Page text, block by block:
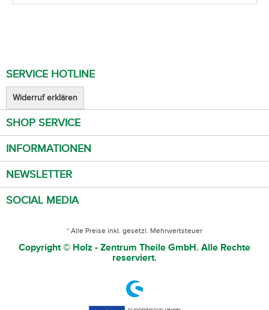
SERVICE HOTLINE
Widerruf erklären
SHOP SERVICE
INFORMATIONEN
NEWSLETTER
SOCIAL MEDIA
* Alle Preise inkl. gesetzl. Mehrwertsteuer
Copyright © Holz - Zentrum Theile GmbH. Alle Rechte
reserviert.